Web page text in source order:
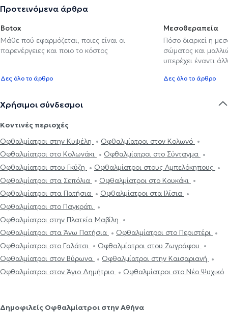
Προτεινόμενα άρθρα
Botox
Μάθε πού εφαρμόζεται, ποιες είναι οι
παρενέργειες και ποιο το κόστος
Δες όλο το άρθρο
Μεσοθεραπεία
Πόσο διαρκεί η
σώματος και
υπερέχει έναντι
Δες όλο το άρθρο
Χρήσιμοι σύνδεσμοι
Κοντινές περιοχές
Οφθαλμίατροι στην Κυψέλη
Οφθαλμίατροι στον Κολωνό
Οφθαλμίατροι στο Κολωνάκι
Οφθαλμίατροι στο Σύνταγμα
Οφθαλμίατροι στου Γκύζη
Οφθαλμίατροι στους Αμπελόκηπους
Οφθαλμίατροι στα Σεπόλια
Οφθαλμίατροι στο Κουκάκι
Οφθαλμίατροι στα Πατήσια
Οφθαλμίατροι στα Ιλίσια
Οφθαλμίατροι στο Παγκράτι
Οφθαλμίατροι στην Πλατεία Μαβίλη
Οφθαλμίατροι στα Άνω Πατήσια
Οφθαλμίατροι στο Περιστέρι
Οφθαλμίατροι στο Γαλάτσι
Οφθαλμίατροι στου Ζωγράφου
Οφθαλμίατροι στον Βύρωνα
Οφθαλμίατροι στην Καισαριανή
Οφθαλμίατροι στον Άγιο Δημήτριο
Οφθαλμίατροι στο Νέο Ψυχικό
Δημοφιλείς Οφθαλμίατροι στην Αθήνα